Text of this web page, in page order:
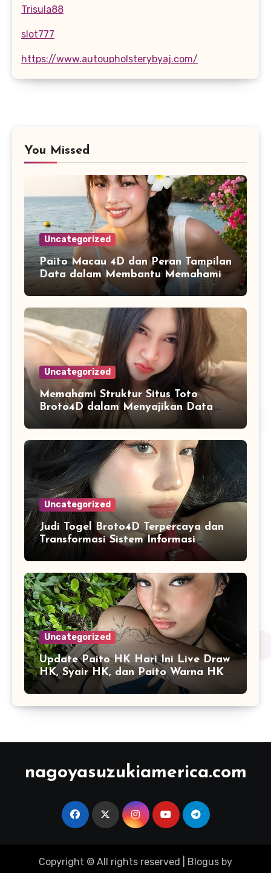
Trisula88
slot777
https://www.autoupholsterybyaj.com/
You Missed
Uncategorized
Paito Macau 4D dan Peran Tampilan
Data dalam Membantu Memahami
Riwayat Informasi
Uncategorized
Memahami Struktur Situs Toto
Broto4D dalam Menyajikan Data
dan Statistik Harian
Uncategorized
Judi Togel Broto4D Terpercaya dan
Transformasi Sistem Informasi
Angka Online
Uncategorized
Update Paito HK Hari Ini Live Draw
HK, Syair HK, dan Paito Warna HK
Terlengkap
nagoyasuzukiamerica.com
Copyright © All rights reserved Blogus by